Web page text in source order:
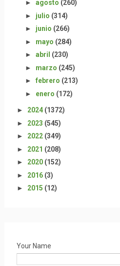
► agosto (260)
► julio (314)
► junio (266)
► mayo (284)
► abril (230)
► marzo (245)
► febrero (213)
► enero (172)
► 2024 (1372)
► 2023 (545)
► 2022 (349)
► 2021 (208)
► 2020 (152)
► 2016 (3)
► 2015 (12)
Your Name